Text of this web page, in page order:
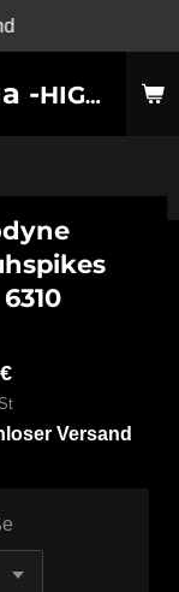
-HIGH-TECHNOLOGY SHOES-
Versand